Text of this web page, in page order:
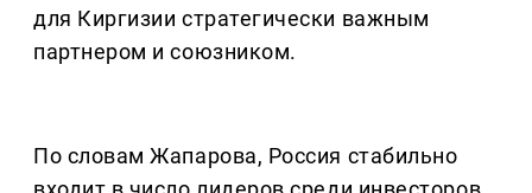
для Киргизии стратегически важным
партнером и союзником.
По словам Жапарова, Россия стабильно